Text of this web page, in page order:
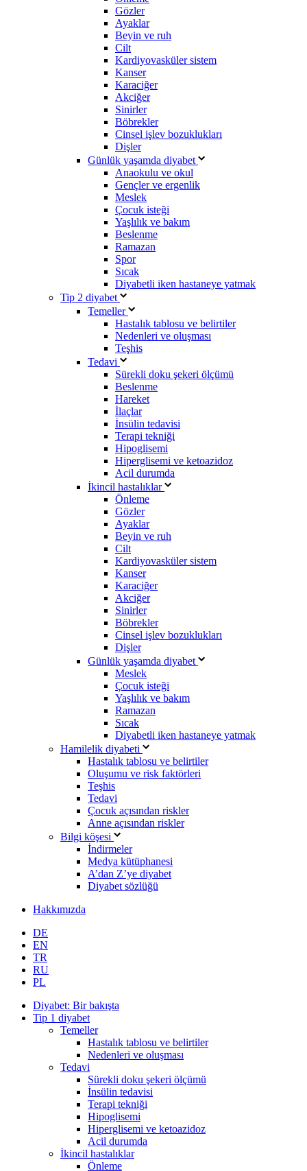
Gözler
Ayaklar
Beyin ve ruh
Cilt
Kardiyovasküler sistem
Kanser
Karaciğer
Akciğer
Sinirler
Böbrekler
Cinsel işlev bozuklukları
Dişler
Günlük yaşamda diyabet
Anaokulu ve okul
Gençler ve ergenlik
Meslek
Çocuk isteği
Yaşlılık ve bakım
Beslenme
Ramazan
Spor
Sıcak
Diyabetli iken hastaneye yatmak
Tip 2 diyabet
Temeller
Hastalık tablosu ve belirtiler
Nedenleri ve oluşması
Teşhis
Tedavi
Sürekli doku şekeri ölçümü
Beslenme
Hareket
İlaçlar
İnsülin tedavisi
Terapi tekniği
Hipoglisemi
Hiperglisemi ve ketoazidoz
Acil durumda
İkincil hastalıklar
Önleme
Gözler
Ayaklar
Beyin ve ruh
Cilt
Kardiyovasküler sistem
Kanser
Karaciğer
Akciğer
Sinirler
Böbrekler
Cinsel işlev bozuklukları
Dişler
Günlük yaşamda diyabet
Meslek
Çocuk isteği
Yaşlılık ve bakım
Ramazan
Sıcak
Diyabetli iken hastaneye yatmak
Hamilelik diyabeti
Hastalık tablosu ve belirtiler
Oluşumu ve risk faktörleri
Teşhis
Tedavi
Çocuk açısından riskler
Anne açısından riskler
Bilgi köşesi
İndirmeler
Medya kütüphanesi
A’dan Z’ye diyabet
Diyabet sözlüğü
Hakkımızda
DE
EN
TR
RU
PL
Diyabet: Bir bakışta
Tip 1 diyabet
Temeller
Hastalık tablosu ve belirtiler
Nedenleri ve oluşması
Tedavi
Sürekli doku şekeri ölçümü
İnsülin tedavisi
Terapi tekniği
Hipoglisemi
Hiperglisemi ve ketoazidoz
Acil durumda
İkincil hastalıklar
Önleme